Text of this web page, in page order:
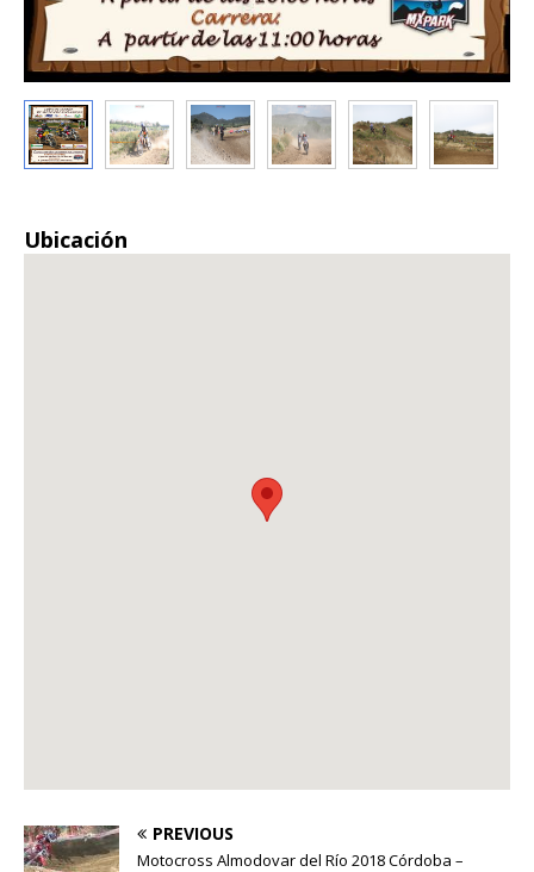
Ubicación
PREVIOUS
Motocross Almodovar del Río 2018 Córdoba –